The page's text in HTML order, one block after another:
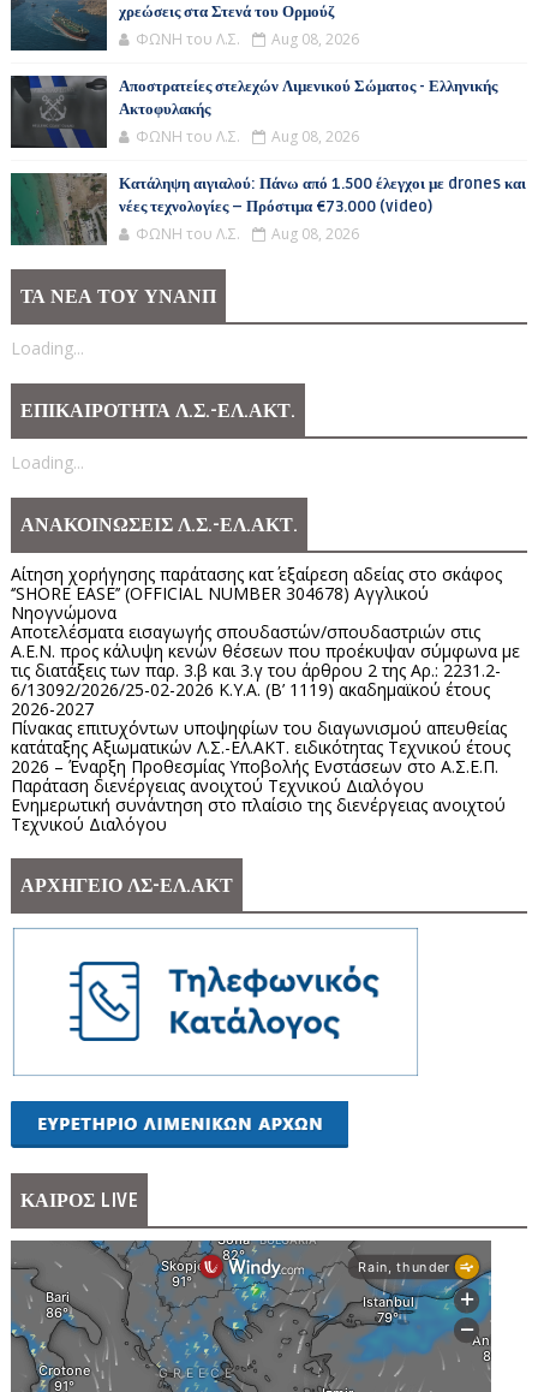
χρεώσεις στα Στενά του Ορμούζ
ΦΩΝΗ του Λ.Σ. Aug 08, 2026
Αποστρατείες στελεχών Λιμενικού Σώματος - Ελληνικής
Ακτοφυλακής
ΦΩΝΗ του Λ.Σ. Aug 08, 2026
Κατάληψη αιγιαλού: Πάνω από 1.500 έλεγχοι με drones και
νέες τεχνολογίες – Πρόστιμα €73.000 (video)
ΦΩΝΗ του Λ.Σ. Aug 08, 2026
ΤΑ ΝΕΑ ΤΟΥ ΥΝΑΝΠ
Loading...
ΕΠΙΚΑΙΡΟΤΗΤΑ Λ.Σ.-ΕΛ.ΑΚΤ.
Loading...
ΑΝΑΚΟΙΝΩΣΕΙΣ Λ.Σ.-ΕΛ.ΑΚΤ.
Αίτηση χορήγησης παράτασης κατ΄ εξαίρεση αδείας στο σκάφος
‘’SHORE EASE’’ (OFFICIAL NUMBER 304678) Αγγλικού
Νηογνώμονα
Αποτελέσματα εισαγωγής σπουδαστών/σπουδαστριών στις
Α.Ε.Ν. προς κάλυψη κενών θέσεων που προέκυψαν σύμφωνα με
τις διατάξεις των παρ. 3.β και 3.γ του άρθρου 2 της Αρ.: 2231.2-
6/13092/2026/25-02-2026 Κ.Υ.Α. (Β’ 1119) ακαδημαϊκού έτους
2026-2027
Πίνακας επιτυχόντων υποψηφίων του διαγωνισμού απευθείας
κατάταξης Αξιωματικών Λ.Σ.-ΕΛ.ΑΚΤ. ειδικότητας Τεχνικού έτους
2026 – Έναρξη Προθεσμίας Υποβολής Ενστάσεων στο Α.Σ.Ε.Π.
Παράταση διενέργειας ανοιχτού Τεχνικού Διαλόγου
Ενημερωτική συνάντηση στο πλαίσιο της διενέργειας ανοιχτού
Τεχνικού Διαλόγου
ΑΡΧΗΓΕΙΟ ΛΣ-ΕΛ.ΑΚΤ
ΚΑΙΡΟΣ LIVE